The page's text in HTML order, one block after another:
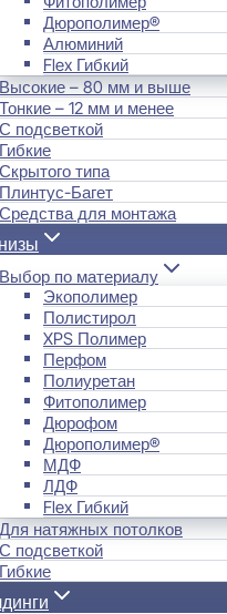
Дюрополимер®
Алюминий
Flex Гибкий
Высокие – 80 мм и выше
Тонкие – 12 мм и менее
С подсветкой
Гибкие
Скрытого типа
Плинтус-Багет
Средства для монтажа
Выбор по материалу
Экополимер
Полистирол
XPS Полимер
Перфом
Полиуретан
Фитополимер
Дюрофом
Дюрополимер®
МДФ
ЛДФ
Flex Гибкий
Для натяжных потолков
С подсветкой
Гибкие